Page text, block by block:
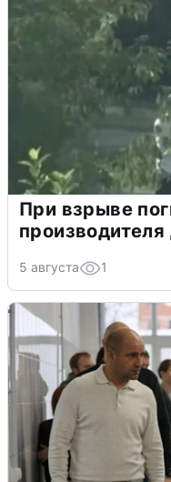
При взрыве
5 августа 1